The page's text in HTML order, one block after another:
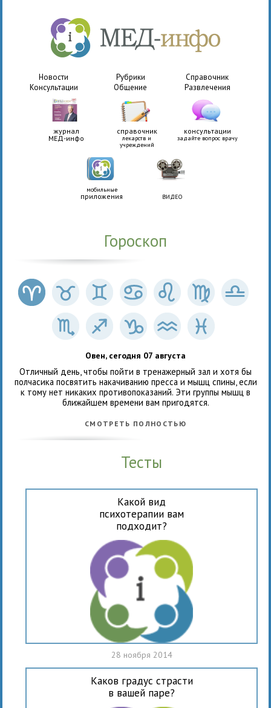
Новости Рубрики
Справочник
Консультации
Общение Развлечения
журнал
МЕД-инфо
справочник
лекарств и
учреждений
консультации
задайте вопрос врачу
мобильные
приложения ВИДЕО
Гороскоп
Овен, сегодня 07 августа
Отличный день, чтобы пойти в тренажерный зал и хотя бы
полчасика посвятить накачиванию пресса и мышц спины, если
к тому нет никаких противопоказаний. Эти группы мышц в
ближайшем времени вам пригодятся.
СМОТРЕТЬ ПОЛНОСТЬЮ
Тесты
Какой вид
психотерапии вам
подходит?
28 ноября 2014
Каков градус страсти
в вашей паре?